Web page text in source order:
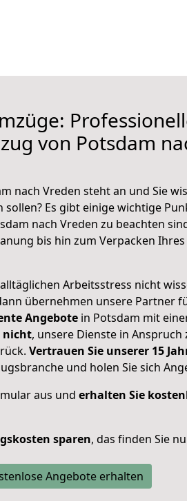
von Potsdam
nach Vreden steht an und Sie
sollen? Es gibt einige wichtige
nach Vreden zu beachten
bis hin zum Verpacken
Arbeitsstress nicht
übernehmen unsere Partner
Angebote in Potsdam mit
nicht, unsere Dienste in Anspruch
Vertrauen Sie unserer 15
und holen Sie sich
aus und erhalten Sie
sparen, das finden Sie
Angebote erhalten